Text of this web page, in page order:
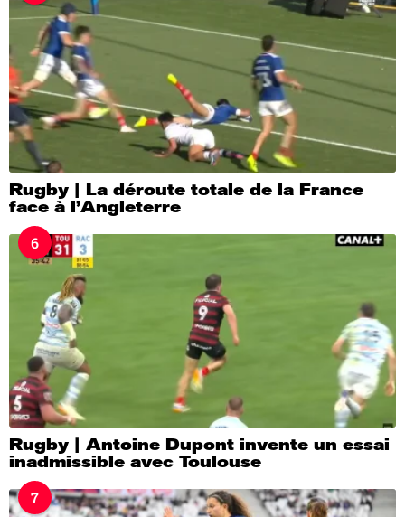
Rugby | La déroute totale de la France
face à l’Angleterre
6
Rugby | Antoine Dupont invente un essai
inadmissible avec Toulouse
7